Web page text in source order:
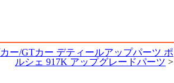
ー/GTカー デティールアップパーツ ポ
ルシェ 917K アップグレードパーツ >